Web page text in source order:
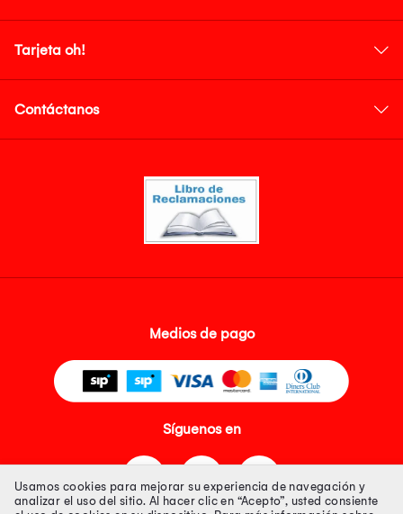
Tarjeta oh!
Contáctanos
Medios de pago
Síguenos en
Usamos cookies para mejorar su experiencia de navegación y
analizar el uso del sitio. Al hacer clic en “Acepto”, usted consiente